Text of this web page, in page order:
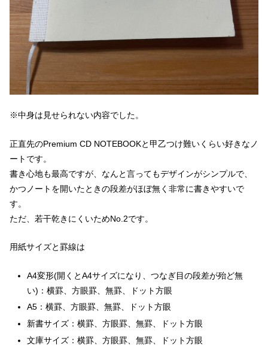
※中身は見せられない内容でした。
正直先のPremium CD NOTEBOOKと甲乙つけ難いくらい好きなノ
ートです。
書き心地も最高ですが、なんと言ってもデザインがシンプルで、
かつノートを開いたときの段差がほぼ無く非常に書きやすいで
す。
ただ、若干乾きにくいためNo.2です。
用紙サイズと罫線は
A4変形(開くとA4サイズになり、つなぎ目の段差が殆ど無
い)：横罫、方眼罫、無罫、ドット方眼
A5：横罫、方眼罫、無罫、ドット方眼
新書サイズ：横罫、方眼罫、無罫、ドット方眼
文庫サイズ：横罫、方眼罫、無罫、ドット方眼